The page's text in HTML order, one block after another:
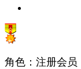
角色：注册会员